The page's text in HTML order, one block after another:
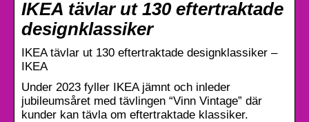
IKEA tävlar ut 130 eftertraktade
designklassiker
IKEA tävlar ut 130 eftertraktade designklassiker –
IKEA
Under 2023 fyller IKEA jämnt och inleder
jubileumsåret med tävlingen “Vinn Vintage” där
kunder kan tävla om eftertraktade klassiker.